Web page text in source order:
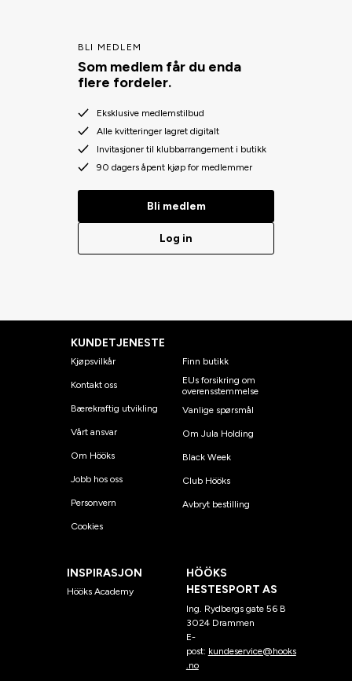
BLI MEDLEM
Som medlem får du enda
flere fordeler.
Eksklusive medlemstilbud
Alle kvitteringer lagret digitalt
Invitasjoner til klubbarrangement i butikk
90 dagers åpent kjøp for medlemmer
Bli medlem
Log in
KUNDETJENESTE
Kjøpsvilkår
Kontakt oss
Bærekraftig utvikling
Vårt ansvar
Om Hööks
Jobb hos oss
Personvern
Cookies
Finn butikk
EUs forsikring om
overensstemmelse
Vanlige spørsmål
Om Jula Holding
Black Week
Club Hööks
Avbryt bestilling
INSPIRASJON
Hööks Academy
HÖÖKS
HESTESPORT AS
Ing. Rydbergs gate 56 B
3024 Drammen
E-
post: kundeservice@hooks
.no